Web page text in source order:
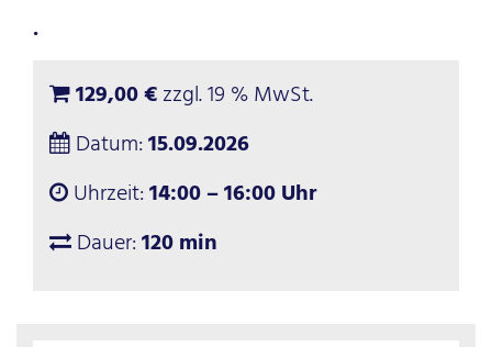
.
129,00 €zzgl. 19 % MwSt.
Datum:15.09.2026
Uhrzeit:14:00 – 16:00 Uhr
Dauer:120 min